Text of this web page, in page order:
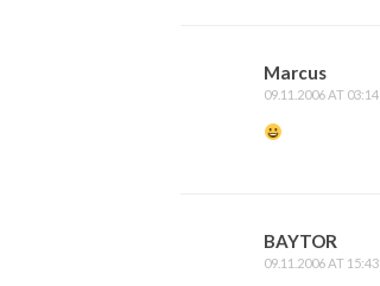
Marcus
09.11.2006 AT 03:14
BAYTOR
09.11.2006 AT 15:43